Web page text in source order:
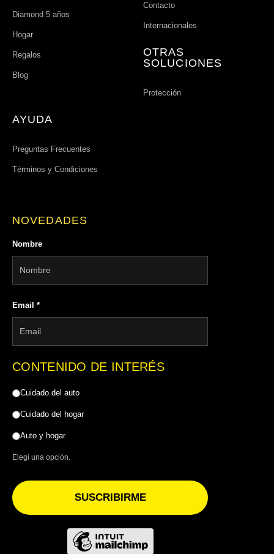
Diamond 5 años
Hogar
Regalos
Blog
Contacto
Internacionales
OTRAS
SOLUCIONES
Protección
AYUDA
Preguntas Frecuentes
Términos y Condiciones
NOVEDADES
Nombre
Email *
CONTENIDO DE INTERÉS
Cuidado del auto
Cuidado del hogar
Auto y hogar
Elegí una opción.
SUSCRIBIRME